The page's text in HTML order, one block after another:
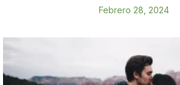
Febrero 28, 2024